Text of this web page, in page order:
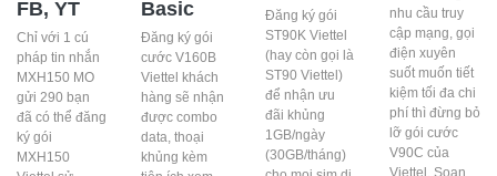
FB, YT
Chỉ với 1 cú
pháp tin nhắn
MXH150 MO
gửi 290 bạn
đã có thể đăng
ký gói
MXH150
Basic
Đăng ký gói
cước V160B
Viettel khách
hàng sẽ nhận
được combo
data, thoại
khủng kèm
Đăng ký gói
ST90K Viettel
(hay còn gọi là
ST90 Viettel)
để nhận ưu
đãi khủng
1GB/ngày
(30GB/tháng)
nhu cầu truy
cập mạng, gọi
điện xuyên
suốt muốn tiết
kiệm tối đa chi
phí thì đừng bỏ
lỡ gói cước
V90C của
Viettel. Soạn